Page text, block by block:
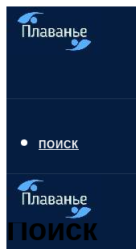
ПОИСК
Поиск